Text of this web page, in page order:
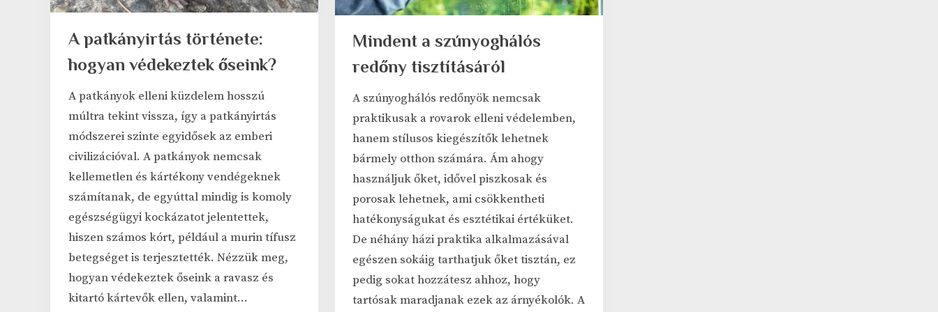
A patkányirtás története:
hogyan védekeztek őseink?
A patkányok elleni küzdelem hosszú
múltra tekint vissza, így a patkányirtás
módszerei szinte egyidősek az emberi
civilizációval. A patkányok nemcsak
kellemetlen és kártékony vendégeknek
számítanak, de egyúttal mindig is komoly
egészségügyi kockázatot jelentettek,
hiszen számos kórt, például a murin tífusz
betegséget is terjesztették. Nézzük meg,
hogyan védekeztek őseink a ravasz és
kitartó kártevők ellen, valamint…
Mindent a szúnyoghálós
redőny tisztításáról
A szúnyoghálós redőnyök nemcsak
praktikusak a rovarok elleni védelemben,
hanem stílusos kiegészítők lehetnek
bármely otthon számára. Ám ahogy
használjuk őket, idővel piszkosak és
porosak lehetnek, ami csökkentheti
hatékonyságukat és esztétikai értéküket.
De néhány házi praktika alkalmazásával
egészen sokáig tarthatjuk őket tisztán, ez
pedig sokat hozzátesz ahhoz, hogy
tartósak maradjanak ezek az árnyékolók. A